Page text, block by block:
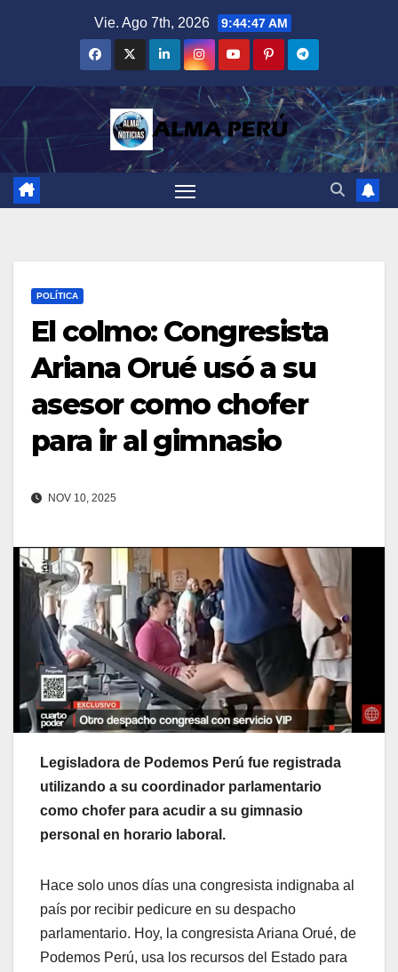
Vie. Ago 7th, 2026 9:44:49 AM
POLÍTICA
El colmo: Congresista
Ariana Orué usó a su
asesor como chofer
para ir al gimnasio
NOV 10, 2025
Legisladora de Podemos Perú fue registrada
utilizando a su coordinador parlamentario
como chofer para acudir a su gimnasio
personal en horario laboral.
Hace solo unos días una congresista indignaba al
país por recibir pedicure en su despacho
parlamentario. Hoy, la congresista Ariana Orué, de
Podemos Perú, usa los recursos del Estado para